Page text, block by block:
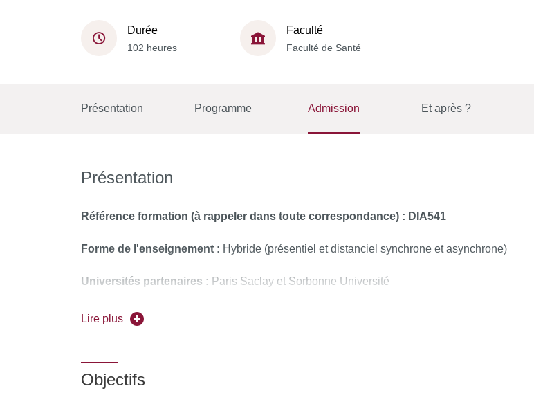
Durée
102 heures
Faculté
Faculté de Santé
Présentation Programme Admission Et après ?
Présentation
Référence formation (à rappeler dans toute correspondance) : DIA541
Forme de l'enseignement : Hybride (présentiel et distanciel synchrone et asynchrone)
Universités partenaires : Paris Saclay et Sorbonne Université
POSTULER A LA FORMATION en vous connectant à la plateforme C@nditOnLine
Lire plus
Objectifs